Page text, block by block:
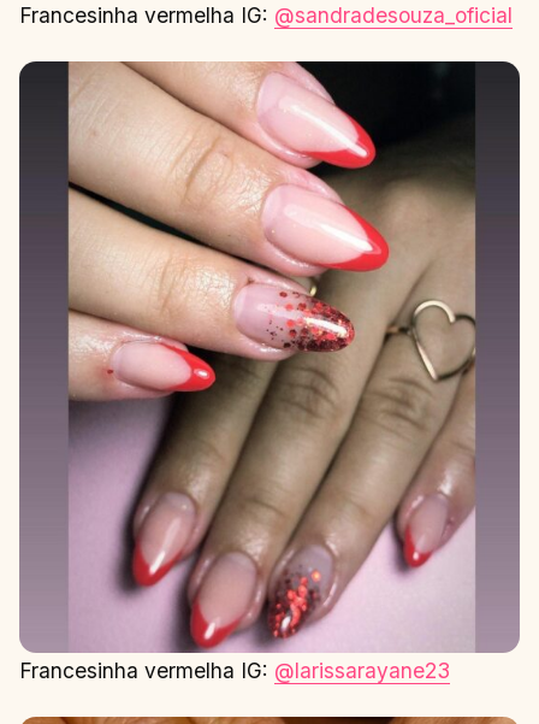
Francesinha vermelha IG: @sandradesouza_oficial
Francesinha vermelha IG: @larissarayane23